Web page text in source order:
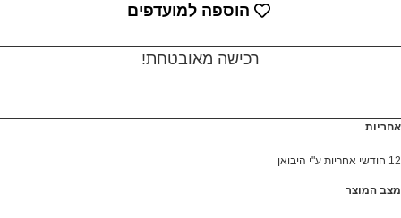
הוספה למועדפים
רכישה מאובטחת!